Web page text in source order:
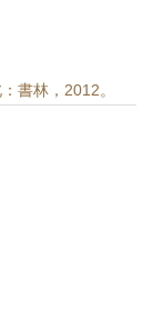
書林，2012。